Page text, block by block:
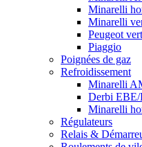
Minarelli
Minarelli
Peugeot
Piaggio
Poignées de gaz
Refroidissement
Minarelli
Derbi EBE/
Minarelli
Régulateurs
Relais &